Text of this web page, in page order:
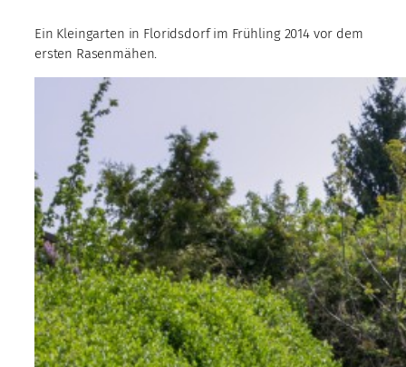
Ein Kleingarten in Floridsdorf im Frühling 2014 vor dem
ersten Rasenmähen.